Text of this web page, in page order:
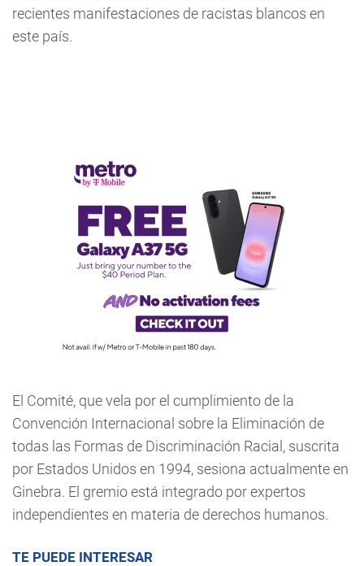
recientes manifestaciones de racistas blancos en
este país.
El Comité, que vela por el cumplimiento de la
Convención Internacional sobre la Eliminación de
todas las Formas de Discriminación Racial, suscrita
por Estados Unidos en 1994, sesiona actualmente en
Ginebra. El gremio está integrado por expertos
independientes en materia de derechos humanos.
TE PUEDE INTERESAR